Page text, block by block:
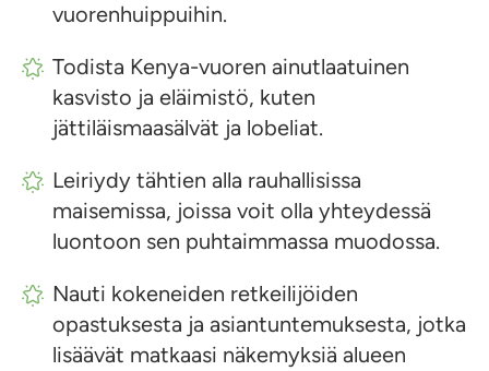
vuorenhuippuihin.
Todista Kenya-vuoren ainutlaatuinen
kasvisto ja eläimistö, kuten
jättiläismaasälvät ja lobeliat.
Leiriydy tähtien alla rauhallisissa
maisemissa, joissa voit olla yhteydessä
luontoon sen puhtaimmassa muodossa.
Nauti kokeneiden retkeilijöiden
opastuksesta ja asiantuntemuksesta, jotka
lisäävät matkaasi näkemyksiä alueen